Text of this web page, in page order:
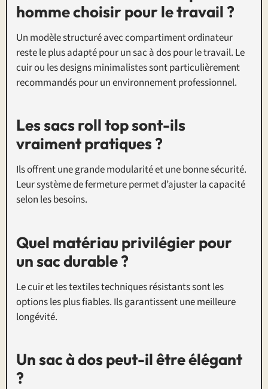
homme choisir pour le travail ?
Un modèle structuré avec compartiment ordinateur
reste le plus adapté pour un sac à dos pour le travail. Le
cuir ou les designs minimalistes sont particulièrement
recommandés pour un environnement professionnel.
Les sacs roll top sont-ils
vraiment pratiques ?
Ils offrent une grande modularité et une bonne sécurité.
Leur système de fermeture permet d’ajuster la capacité
selon les besoins.
Quel matériau privilégier pour
un sac durable ?
Le cuir et les textiles techniques résistants sont les
options les plus fiables. Ils garantissent une meilleure
longévité.
Un sac à dos peut-il être élégant
?